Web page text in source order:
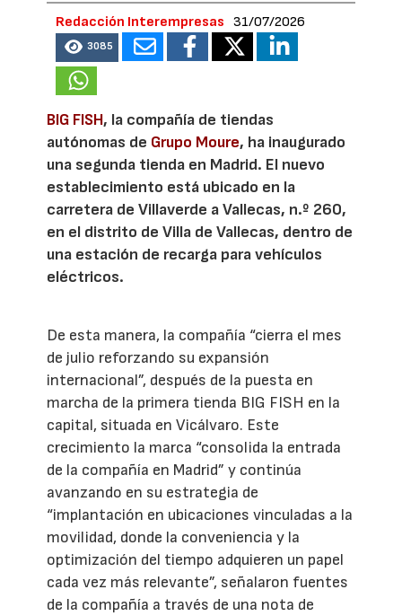
Redacción Interempresas 31/07/2026
3085
BIG FISH, la compañía de tiendas
autónomas de Grupo Moure, ha inaugurado
una segunda tienda en Madrid. El nuevo
establecimiento está ubicado en la
carretera de Villaverde a Vallecas, n.º 260,
en el distrito de Villa de Vallecas, dentro de
una estación de recarga para vehículos
eléctricos.
De esta manera, la compañía “cierra el mes
de julio reforzando su expansión
internacional”, después de la puesta en
marcha de la primera tienda BIG FISH en la
capital, situada en Vicálvaro. Este
crecimiento la marca “consolida la entrada
de la compañía en Madrid” y continúa
avanzando en su estrategia de
“implantación en ubicaciones vinculadas a la
movilidad, donde la conveniencia y la
optimización del tiempo adquieren un papel
cada vez más relevante”, señalaron fuentes
de la compañía a través de una nota de